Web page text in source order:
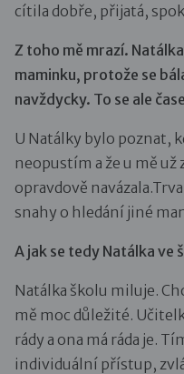
cítila dobře, přijatá,
Z toho mě mrazí.
maminku, protože se
navždycky. To se ale
U Natálky bylo poznat,
neopustím a že u mě už
opravdově
snahy o hledání jiné
A jak se tedy Natálka ve
Natálka školu miluje.
mě moc důležité.
rády a ona má ráda je.
individuální přístup,